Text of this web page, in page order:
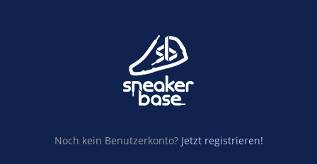
Noch kein Benutzerkonto? Jetzt registrieren!